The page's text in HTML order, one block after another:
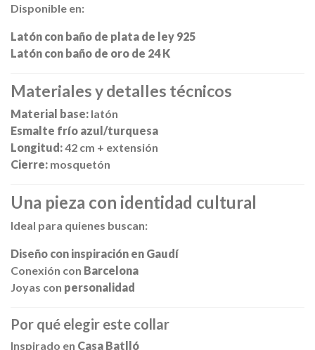
Disponible en:
Latón con baño de plata de ley 925
Latón con baño de oro de 24 K
Materiales y detalles técnicos
Material base: latón
Esmalte frío azul/turquesa
Longitud:42 cm + extensión
Cierre: mosquetón
Una pieza con identidad cultural
Ideal para quienes buscan:
Diseño con inspiración en Gaudí
Conexión con Barcelona
Joyas con personalidad
Por qué elegir este collar
Inspirado en Casa Batlló